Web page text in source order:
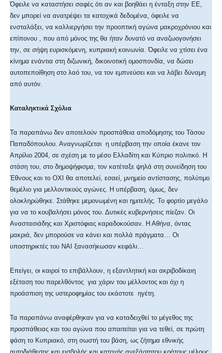
Όφειλε να καταστήσει σαφές ότι αν και βοηθάει η ένταξη στην ΕΕ,
δεν μπορεί να ανατρέψει τα κατοχικά δεδομένα, όφειλε να
ενσταλάξει, να καλλιεργήσει την προοπτική αγώνα μακροχρόνιου και
επίπονου , που από μόνος της θα ήταν δυνατό να αναζωογονήσει
την, σε σήψη ευρισκόμενη, κυπριακή κοινωνία. Όφειλε να χτίσει ένα
κίνημα ενάντια στη διζωνική, δικοινοτική ομοσπονδία, να δώσει
αυτοπεποίθηση στο λαό του, να τον εμπνεύσει και να λάβει δύναμη
από αυτόν.
Καταληκτικά Σχόλια
Τα παραπάνω δεν αποτελούν προσπάθεια αποδόμησης του Τάσου
Παπαδόπουλου. Αναγνωρίζεται η υπέρβαση την οποία έκανε τον
Απρίλιο 2004, σε σχέση με το μέσο Ελλαδίτη και Κύπριο πολιτικό. Η
στάση του, στο δημοψήφισμα, τον κατέταξε ψηλά στη συνείδηση του
Έθνους και το ΟΧΙ θα αποτελεί, εσαεί, μνημείο αντίστασης, πολύτιμο
θεμέλιο για μελλοντικούς αγώνες. Η υπέρβαση, όμως, δεν
ολοκληρώθηκε. Στάθηκε μεμονωμένη και ημιτελής. Το φορτίο μεγάλο
για να το κουβαλήσει μόνος του. Δυτικές κυβερνήσεις πίεζαν. Οι
Αναστασιάδης και Χριστόφιας καραδοκούσαν. Η Αθήνα, όντας
μακριά, δεν μπορούσε να κάνει και πολλά πράγματα… Οι
υποστηρικτές του ΝΑΙ ξανασήκωσαν κεφάλι…
Επείγει, οι καιροί το επιβάλλουν, η εξαντλητική και ακριβοδίκαιη
εξέταση του παρελθόντος για χάριν του μέλλοντος και όχι η
προάσπιση της υστεροφημίας του εκάστοτε ηγέτη.
Τα παραπάνω αναφέρθηκαν για να καταδειχθεί το μέγεθος της
προσπάθειας και του αγώνα που απαιτείται για να τεθεί, σε πρώτη
φάση το Κυπριακό, στη σωστή του βάση, ως ζήτημα εθνικής